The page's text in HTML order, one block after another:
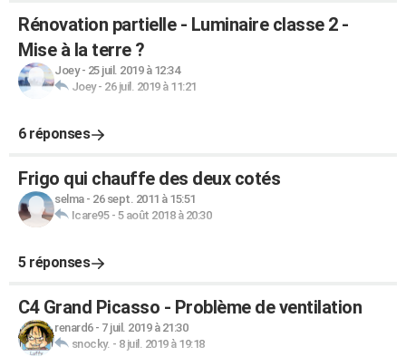
Rénovation partielle - Luminaire classe 2 -
Mise à la terre ?
Joey- 25 juil. 2019 à 12:34
Joey- 26 juil. 2019 à 11:21
6 réponses
Frigo qui chauffe des deux cotés
selma- 26 sept. 2011 à 15:51
Icare95- 5 août 2018 à 20:30
5 réponses
C4 Grand Picasso - Problème de ventilation
renard6- 7 juil. 2019 à 21:30
snocky. - 8 juil. 2019 à 19:18